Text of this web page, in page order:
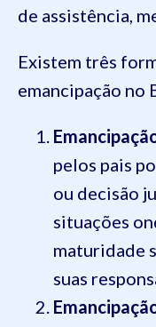
de assistência,
Existem três
emancipação no
pelos pais
ou decisão
situações
maturidade
suas